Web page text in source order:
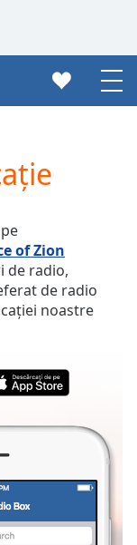
of Zion
de radio,
de radio
noastre